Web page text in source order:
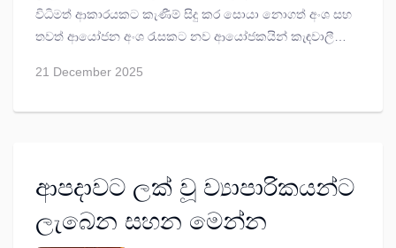
විධිමත් ආකාරයකට කැණීම් සිදු කර සොයා නොගත් අංශ සහ
තවත් ආයෝජන අංශ රැසකට නව ආයෝජකයින් කැඳවාලීමට
ආයෝජන සමුළුවට එක්වීමෙන් හැකිවූ බව ජ්‍යෙෂ්ඨ ආර්ථික
21 December 2025
ආපදාවට ලක් වූ ‍ව්‍යාපාරිකයන්ට
ලැබෙන සහන මෙන්න